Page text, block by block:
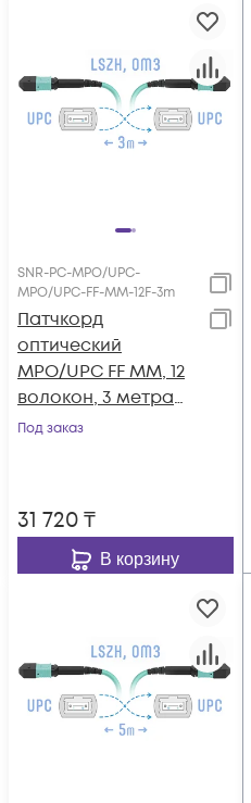
SNR-PC-MPO/UPC-
MPO/UPC-FF-MM-12F-3m
Патчкорд
оптический
MPO/UPC FF MM, 12
волокон, 3 метра
(Cross)
Под заказ
31 720₸
В корзину